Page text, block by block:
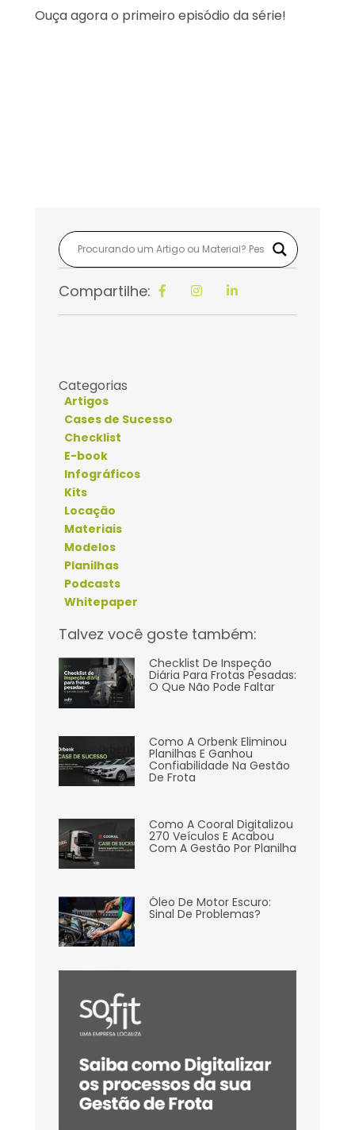
Ouça agora o primeiro episódio da série!
Compartilhe:
Categorias
Artigos
Cases de Sucesso
Checklist
E-book
Infográficos
Kits
Locação
Materiais
Modelos
Planilhas
Podcasts
Whitepaper
Talvez você goste também:
Checklist De Inspeção
Diária Para Frotas Pesadas:
O Que Não Pode Faltar
Como A Orbenk Eliminou
Planilhas E Ganhou
Confiabilidade Na Gestão
De Frota
Como A Cooral Digitalizou
270 Veículos E Acabou
Com A Gestão Por Planilha
Óleo De Motor Escuro:
Sinal De Problemas?